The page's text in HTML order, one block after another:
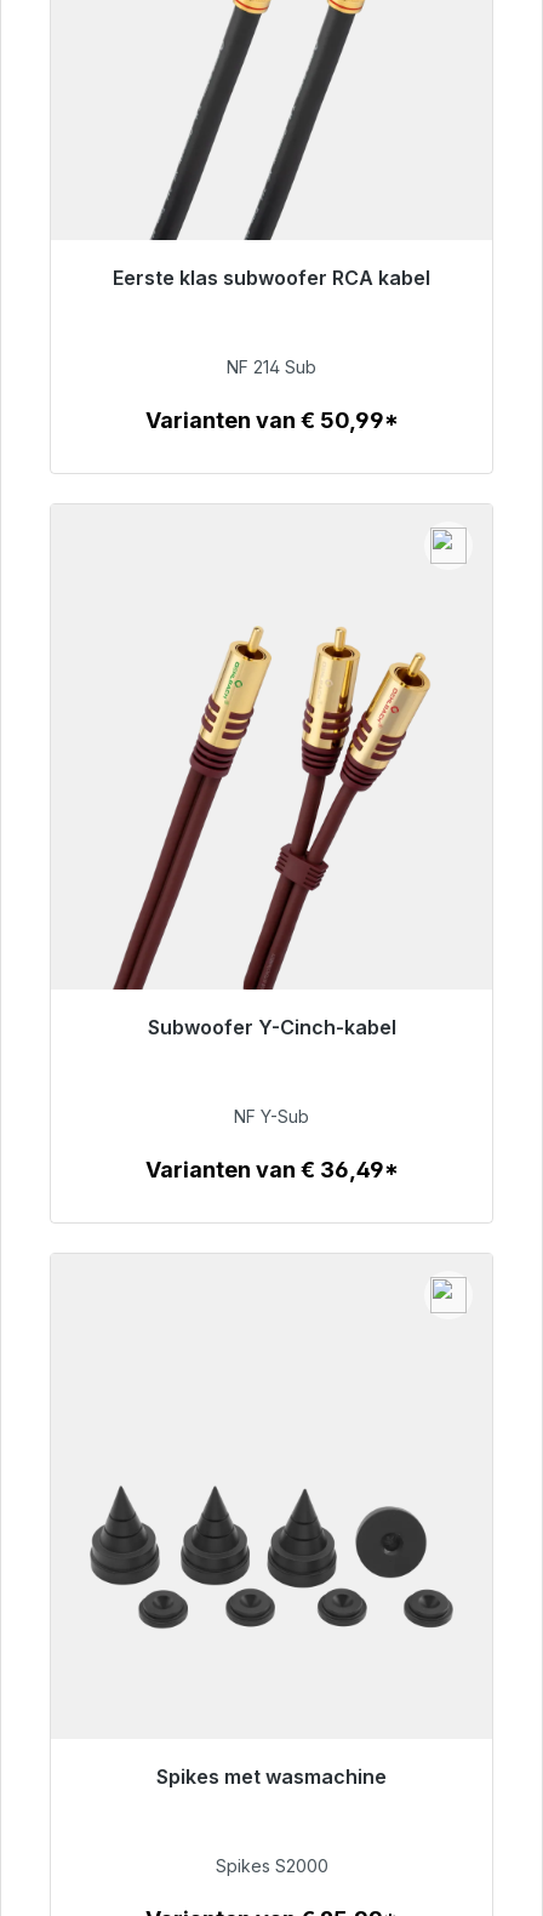
Eerste klas subwoofer RCA kabel
Klaar voor onmiddellijke verzending, levertijd
€ 94,00
NF 214 Sub
Varianten van € 50,99*
Subwoofer Y-Cinch-kabel
Klaar voor onmiddellijke verzending, levertijd
€ 50,99
NF Y-Sub
Varianten van € 36,49*
Spikes met wasmachine
Klaar voor onmiddellijke verzending, levertijd
€ 51,49
Spikes S2000